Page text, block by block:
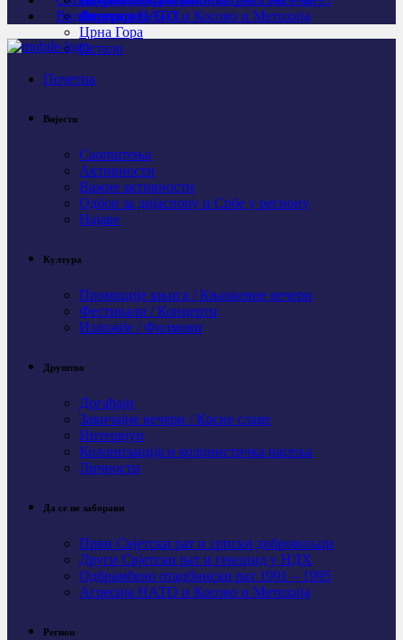
Личности
Агресија НАТО и Косово и Метохија
Федерација БиХ
Црна Гора
Остало
Видео
Почетна
Вијести
Саопштења
Активности
Важне активности
Одбор за дијаспору и Србе у региону
Најаве
Култура
Промоције књига / Књижевне вечери
Фестивали / Концерти
Изложбе / Филмови
Друштво
Догађаји
Завичајне вечери / Крсне славе
Интервјуи
Колонизација и колонистичка насеља
Личности
Да се не заборави
Први Свјeтски рат и српски добровољци
Други Свјетски рат и геноцид у НДХ
Одбрамбено отаџбински рат 1991 – 1995
Агресија НАТО и Косово и Метохија
Регион